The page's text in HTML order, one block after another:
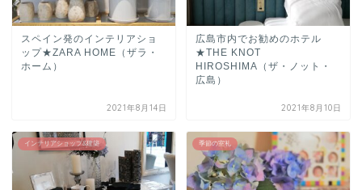
スペイン発のインテリアショ
ップ★ZARA HOME（ザラ・
ホーム）
2021年8月14日
広島市内でお勧めのホテル
★THE KNOT
HIROSHIMA（ザ・ノット・
広島）
2021年8月10日
インテリアショップ&建築 季節の室礼